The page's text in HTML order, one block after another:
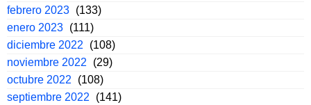
febrero 2023 (133)
enero 2023 (111)
diciembre 2022
(108)
noviembre 2022
(29)
octubre 2022
(108)
septiembre 2022
(141)